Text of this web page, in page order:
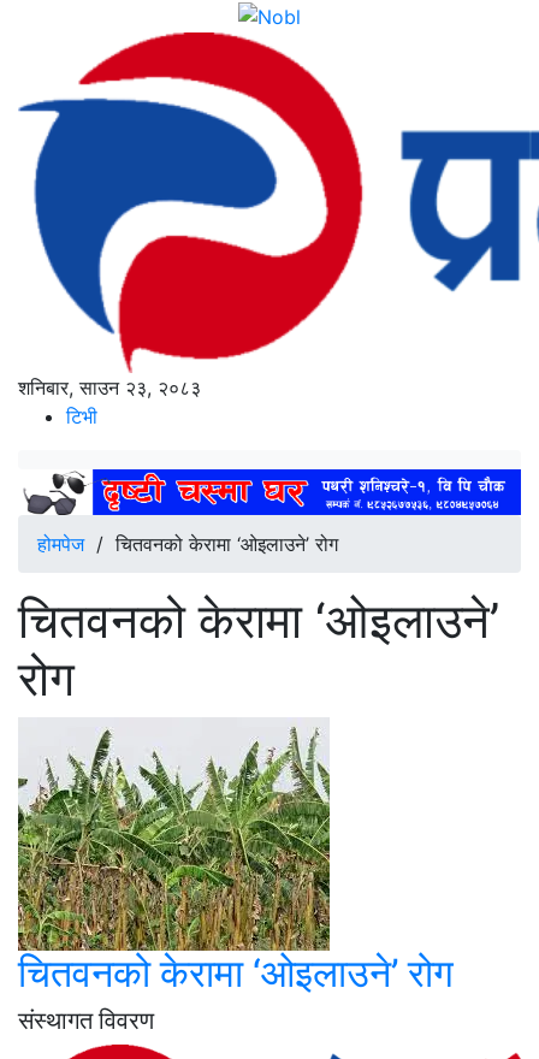
शनिबार, साउन २३, २०८३
टिभी
होमपेज/चितवनको केरामा ‘ओइलाउने’ रोग
चितवनको केरामा ‘ओइलाउने’
रोग
चितवनको केरामा ‘ओइलाउने’ रोग
संस्थागत विवरण